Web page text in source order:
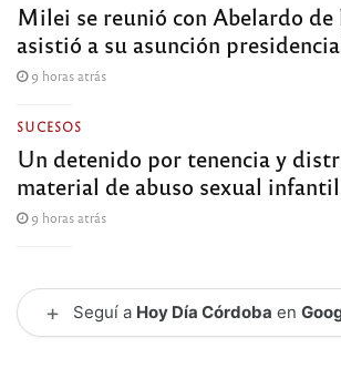
Milei se reunió con Abelardo de
asistió a su asunción
9 horas atrás
SUCESOS
Un detenido por tenencia y
material de abuso sexual infantil
9 horas atrás
+ Seguí a Hoy Día Córdoba en